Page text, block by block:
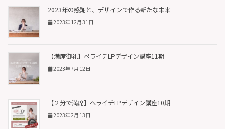
2023年の感謝と、デザインで作る新たな未来
2023年12月31日
【満席御礼】ペライチLPデザイン講座11期
2023年7月12日
【２分で満席】ペライチLPデザイン講座10期
2023年2月13日